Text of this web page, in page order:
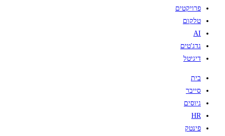
פרויקטים
טלקום
AI
גדג'טים
דיגיטל
בית
סייבר
גיוסים
HR
פינטק